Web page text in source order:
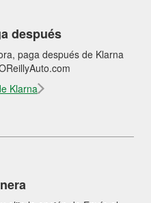
después
paga después de Klarna
Klarna